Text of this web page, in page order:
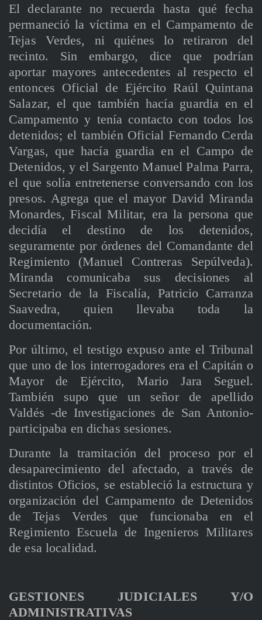
El declarante no recuerda hasta qué fecha
permaneció la víctima en el Campamento de
Tejas Verdes, ni quiénes lo retiraron del
recinto. Sin embargo, dice que podrían
aportar mayores antecedentes al respecto el
entonces Oficial de Ejército Raúl Quintana
Salazar, el que también hacía guardia en el
Campamento y tenía contacto con todos los
detenidos; el también Oficial Fernando Cerda
Vargas, que hacía guardia en el Campo de
Detenidos, y el Sargento Manuel Palma Parra,
el que solía entretenerse conversando con los
presos. Agrega que el mayor David Miranda
Monardes, Fiscal Militar, era la persona que
decidía el destino de los detenidos,
seguramente por órdenes del Comandante del
Regimiento (Manuel Contreras Sepúlveda).
Miranda comunicaba sus decisiones al
Secretario de la Fiscalía, Patricio Carranza
Saavedra, quien llevaba toda la
documentación.
Por último, el testigo expuso ante el Tribunal
que uno de los interrogadores era el Capitán o
Mayor de Ejército, Mario Jara Seguel.
También supo que un señor de apellido
Valdés -de Investigaciones de San Antonio-
participaba en dichas sesiones.
Durante la tramitación del proceso por el
desaparecimiento del afectado, a través de
distintos Oficios, se estableció la estructura y
organización del Campamento de Detenidos
de Tejas Verdes que funcionaba en el
Regimiento Escuela de Ingenieros Militares
de esa localidad.
GESTIONES JUDICIALES Y/O
ADMINISTRATIVAS